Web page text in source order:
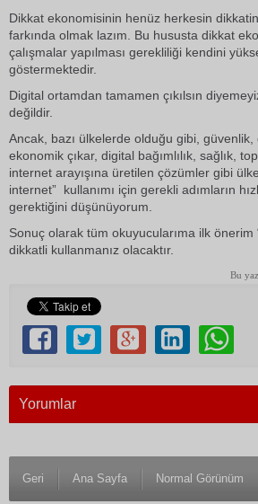
Dikkat ekonomisinin henüz herkesin
farkında olmak lazım. Bu hususta dikkat
çalışmalar yapılması gerekliliği kendini
göstermektedir.
Digital ortamdan tamamen çıkılsın
değildir.
Ancak, bazı ülkelerde olduğu gibi, güvenlik,
ekonomik çıkar, digital bağımlılık, sağlık,
internet arayışına üretilen çözümler gibi
internet” kullanımı için gerekli adımların
gerektiğini düşünüyorum.
Sonuç olarak tüm okuyucularıma ilk önerim
dikkatli kullanmanız olacaktır.
Bu
Yorumlar
Geri Ana Sayfa Normal Görünüm